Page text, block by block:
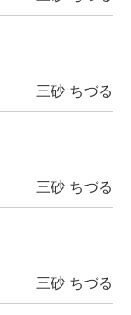
三砂 ちづる
三砂 ちづる
三砂 ちづる